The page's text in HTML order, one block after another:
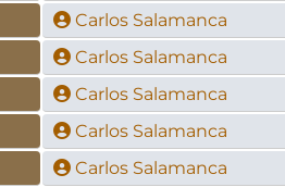
Carlos Salamanca
Carlos Salamanca
Carlos Salamanca
Carlos Salamanca
Carlos Salamanca